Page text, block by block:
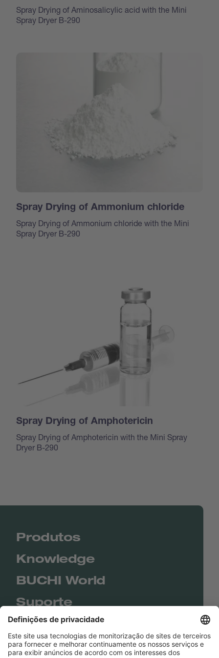
Spray Drying of Aminosalicylic acid with the Mini
Spray Dryer B-290
Spray Drying of Ammonium chloride
Spray Drying of Ammonium chloride with the Mini
Spray Dryer B-290
Spray Drying of Amphotericin
Spray Drying of Amphotericin with the Mini Spray
Dryer B-290
Produtos
Knowledge
BUCHI World
Suporte
Shop
Contact us